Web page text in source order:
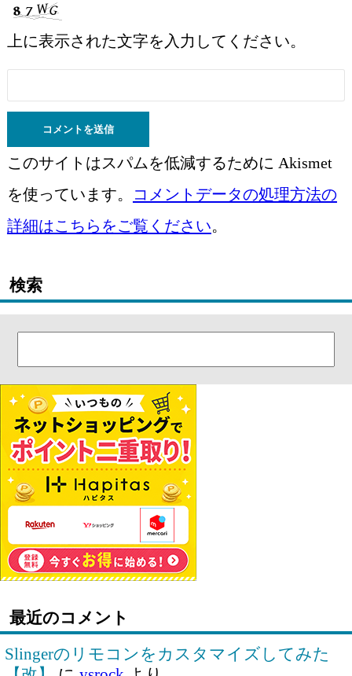
上に表示された文字を入力してください。
このサイトはスパムを低減するために Akismet
を使っています。
コメントデータの処理方法の
詳細はこちらをご覧ください。
検索
最近のコメント
Slingerのリモコンをカスタマイズしてみた